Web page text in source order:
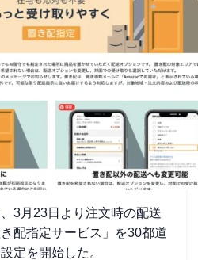
3月23日より注文時の配送
配指定サービス」を30都道
定を開始した。